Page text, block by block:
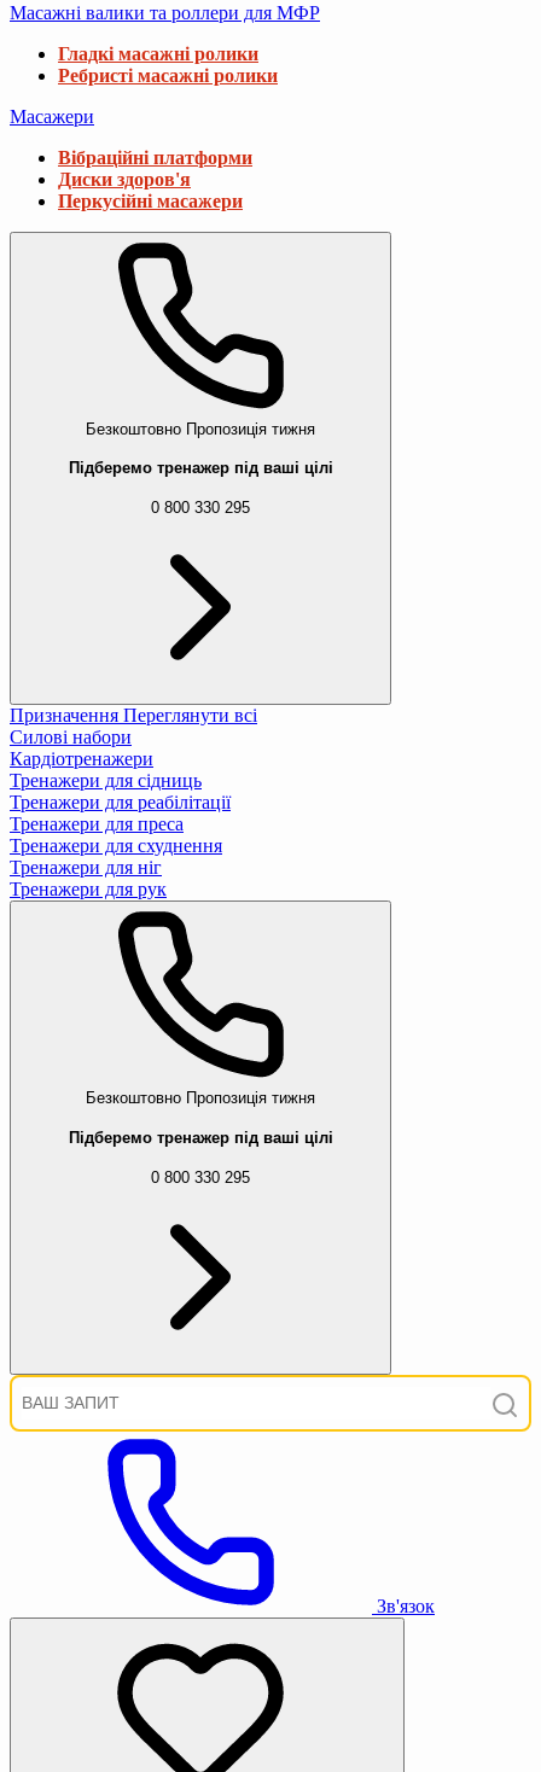
Масажні валики та роллери для МФР
Гладкі масажні ролики
Ребристі масажні ролики
Масажери
Вібраційні платформи
Диски здоров'я
Перкусійні масажери
Безкоштовно Пропозиція тижня
Підберемо тренажер під ваші цілі
0 800 330 295
Призначення Переглянути всі
Силові набори
Кардіотренажери
Тренажери для сідниць
Тренажери для реабілітації
Тренажери для преса
Тренажери для схуднення
Тренажери для ніг
Тренажери для рук
Безкоштовно Пропозиція тижня
Підберемо тренажер під ваші цілі
0 800 330 295
Зв'язок